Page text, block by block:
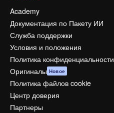
Academy
Документация по Пакету ИИ
Служба поддержки
Условия и положения
Политика конфиденциальности
Оригиналы Новое
Политика файлов cookie
Центр доверия
Партнеры